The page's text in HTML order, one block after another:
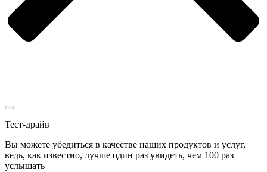
Тест-драйв
Вы можете убедиться в качестве наших продуктов и услуг,
ведь, как известно, лучше один раз увидеть, чем 100 раз
услышать